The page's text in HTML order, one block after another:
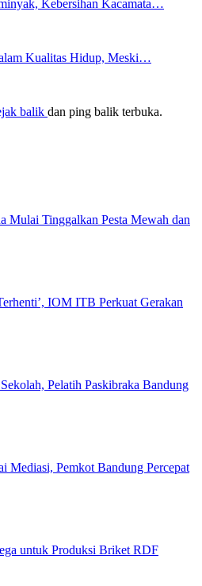
Kebersihan Kacamata…
Kualitas Hidup, Meski…
balik dan ping balik terbuka.
Mulai Tinggalkan Pesta Mewah dan
IOM ITB Perkuat Gerakan
Pelatih Paskibraka Bandung
Mediasi, Pemkot Bandung Percepat
untuk Produksi Briket RDF